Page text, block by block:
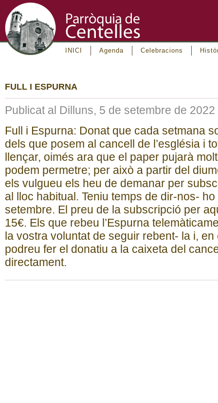
INICI Agenda Celebracions
FULL I ESPURNA
Publicat al Dilluns, 5 de setembre de 2022
Full i Espurna: Donat que cada setmana
dels que posem al cancell de l’església i
llençar, oimés ara que el paper pujarà
podem permetre; per això a partir del
els vulgueu els heu de demanar per
al lloc habitual. Teniu temps de dir-nos-
setembre. El preu de la subscripció per
15€. Els que rebeu l’Espurna
la vostra voluntat de seguir rebent- la i,
podreu fer el donatiu a la caixeta del
directament.